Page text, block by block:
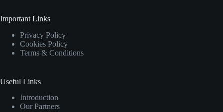
Important Links
Privacy Policy
Cookies Policy
Terms & Conditions
Useful Links
Introduction
Our Partners